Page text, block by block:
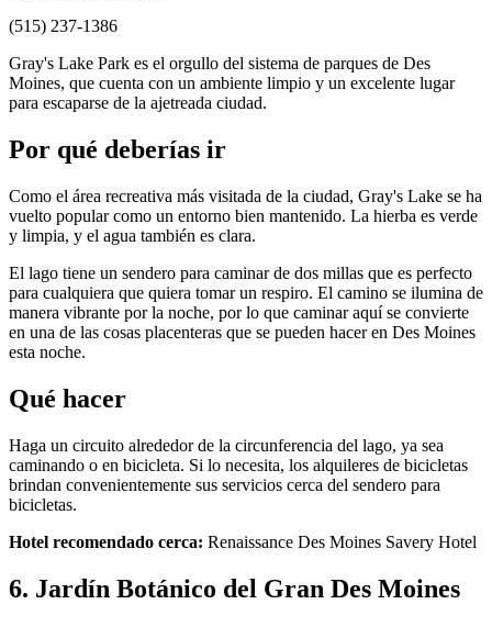
(515) 237-1386
Gray's Lake Park es el orgullo del sistema de parques de Des
Moines, que cuenta con un ambiente limpio y un excelente lugar
para escaparse de la ajetreada ciudad.
Por qué deberías ir
Como el área recreativa más visitada de la ciudad, Gray's Lake se ha
vuelto popular como un entorno bien mantenido. La hierba es verde
y limpia, y el agua también es clara.
El lago tiene un sendero para caminar de dos millas que es perfecto
para cualquiera que quiera tomar un respiro. El camino se ilumina de
manera vibrante por la noche, por lo que caminar aquí se convierte
en una de las cosas placenteras que se pueden hacer en Des Moines
esta noche.
Qué hacer
Haga un circuito alrededor de la circunferencia del lago, ya sea
caminando o en bicicleta. Si lo necesita, los alquileres de bicicletas
brindan convenientemente sus servicios cerca del sendero para
bicicletas.
Hotel recomendado cerca: Renaissance Des Moines Savery Hotel
6. Jardín Botánico del Gran Des Moines